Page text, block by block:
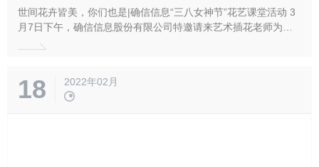
世间花卉皆美，你们也是|确信信息“三八女神节”花艺课堂活动 3
月7日下午，确信信息股份有限公司特邀请来艺术插花老师为公
司全体女性同胞开展了一场以“你和三月 都是春天”为主题的优雅
18 2022年02月